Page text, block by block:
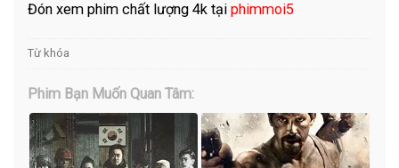
Đón xem phim chất lượng 4k tạiphimmoi5
Từ khóa
Phim Bạn Muốn Quan Tâm: